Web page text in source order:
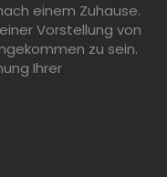
einem Zuhause.
Vorstellung von
zu sein.
Ihrer